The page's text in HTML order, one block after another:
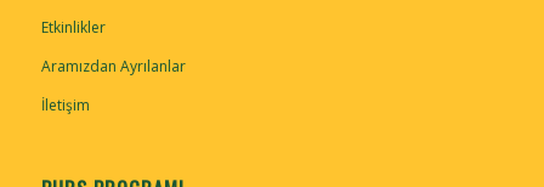
Etkinlikler
Aramızdan Ayrılanlar
İletişim